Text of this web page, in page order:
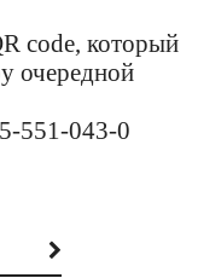
code, который
очередной
551-043-0